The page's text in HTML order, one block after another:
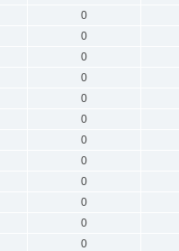
0
0
0
0
0
0
0
0
0
0
0
0